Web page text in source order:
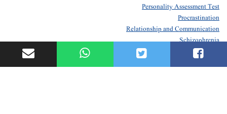
Personality Assessment Test
Procrastination
Relationship and Communication
Schizophrenia
Self Care